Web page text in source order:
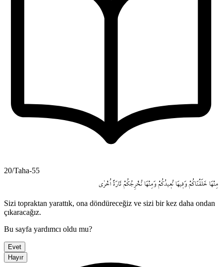
20/Taha-55
مِنْهَا خَلَقْنَاكُمْ وَف۪يهَا نُع۪يدُكُمْ وَمِنْهَا نُخْرِجُكُمْ تَارَةً اُخْرٰى
Sizi topraktan yarattık, ona döndüreceğiz ve sizi bir kez daha ondan
çıkaracağız.
Bu sayfa yardımcı oldu mu?
Evet
Hayır